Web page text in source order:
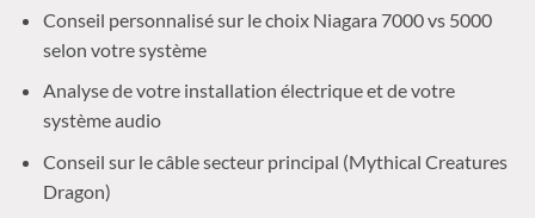
Conseil personnalisé sur le choix Niagara 7000 vs 5000
selon votre système
Analyse de votre installation électrique et de votre
système audio
Conseil sur le câble secteur principal (Mythical Creatures
Dragon)